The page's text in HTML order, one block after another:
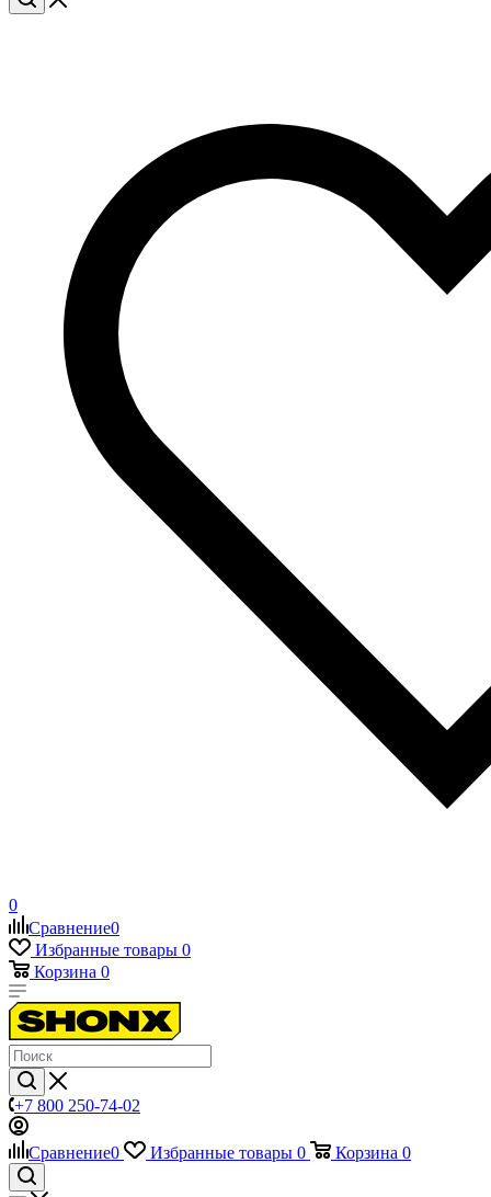
0
Сравнение0
Избранные товары 0
Корзина 0
+7 800 250-74-02
Сравнение0 Избранные товары 0 Корзина 0